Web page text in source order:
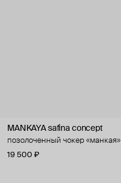
MANKAYA safina concept
позолоченный чокер «манкая»
19 500 ₽